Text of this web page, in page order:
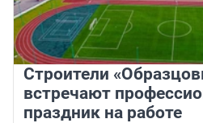
Строители
встречают
праздник на работе